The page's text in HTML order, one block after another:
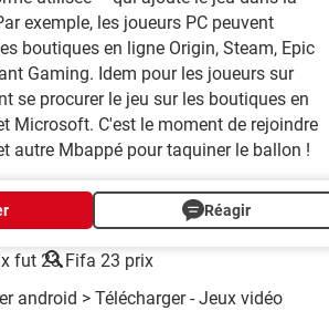
exemple, les joueurs PC peuvent
boutiques en ligne Origin, Steam, Epic
Gaming. Idem pour les joueurs sur
se procurer le jeu sur les boutiques en
Microsoft. C'est le moment de rejoindre
autre Mbappé pour taquiner le ballon !
Réagir
SUJET
fut 23 Fifa 23 prix
android > Télécharger - Jeux vidéo